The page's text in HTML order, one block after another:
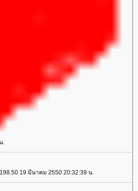
.
19 มีนาคม 2550 20:32:39 น.